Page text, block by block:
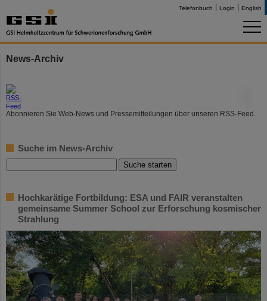
Telefonbuch Login English
News-Archiv
Abonnieren Sie Web-News und Pressemitteilungen über unseren RSS-Feed.
Suche im News-Archiv
Hochkarätige Fortbildung: ESA und FAIR veranstalten
gemeinsame Summer School zur Erforschung kosmischer
Strahlung